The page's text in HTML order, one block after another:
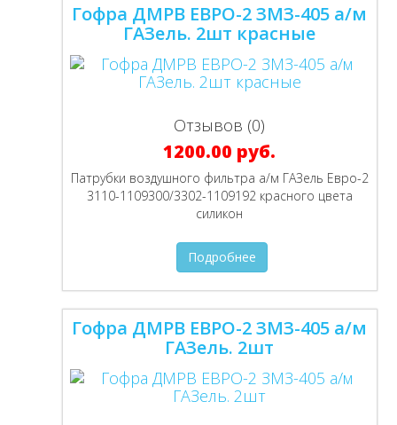
Гофра ДМРВ ЕВРО-2 ЗМЗ-405 а/м
ГАЗель. 2шт красные
Отзывов (0)
1200.00 руб.
Патрубки воздушного фильтра а/м ГАЗель Евро-2
3110-1109300/3302-1109192 красного цвета
силикон
Подробнее
Гофра ДМРВ ЕВРО-2 ЗМЗ-405 а/м
ГАЗель. 2шт